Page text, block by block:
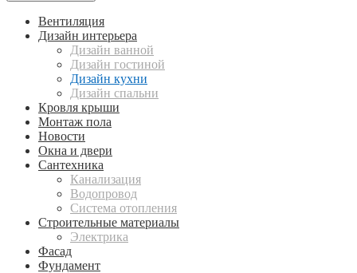
Вентиляция
Дизайн интерьера
Дизайн ванной
Дизайн гостиной
Дизайн кухни
Дизайн спальни
Кровля крыши
Монтаж пола
Новости
Окна и двери
Сантехника
Канализация
Водопровод
Система отопления
Строительные материалы
Электрика
Фасад
Фундамент